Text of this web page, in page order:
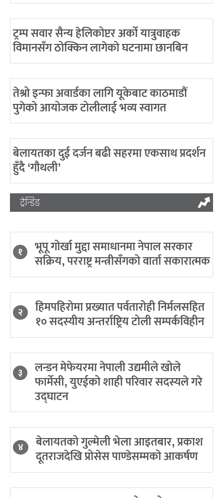
ट्रम्प सवार सैन्य हेलिकोप्टर अर्को यात्रुवाहक
विमानसँग ठोक्किन लागेको घटनामा छानबिन
तेश्रो इन्फा अवार्डका लागि यूकेबाट काठमाडौं
पुगेको आयोजक टोलीलाई भव्य स्वागत
बेलायतका दुई दर्जन बढी सहरमा एकसाथ प्रदर्शन
हुँदै ‘गौथली’
ट्रेन्डिङ
१ भूपू गोर्खा मुद्दा समाधानमा नेपाल सरकार
सक्रिय, परराष्ट्र मन्त्रीसँगको वार्ता सकारात्मक
२ हिमपहिरोमा प्रख्यात पर्वतारोही निर्मलसहित
१० सदस्यीय अन्तर्राष्ट्रिय टोली सम्पर्कविहीन
३ लन्डन मेफेयरमा नेपाली उद्यमीले खोले
फार्मेसी, युएईको शाही परिवार सदस्यले गरे
उद्घाटन
४ बेलायतको गुल्मेली भेला आइतबार, प्रकाश
दूतराजदेखि प्रोसेस पाण्डेसम्मको आकर्षण